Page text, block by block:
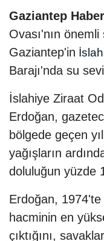
Gaziantep
Ovası'nın
Gaziantep'in
Barajı'nda su
İslahiye Ziraat
Erdoğan,
bölgede geçen
yağışların
doluluğun yüzde
Erdoğan,
hacminin en
çıktığını,